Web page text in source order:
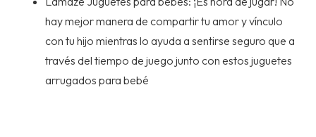
hay mejor manera de compartir tu amor y vínculo
con tu hijo mientras lo ayuda a sentirse seguro que a
través del tiempo de juego junto con estos juguetes
arrugados para bebé